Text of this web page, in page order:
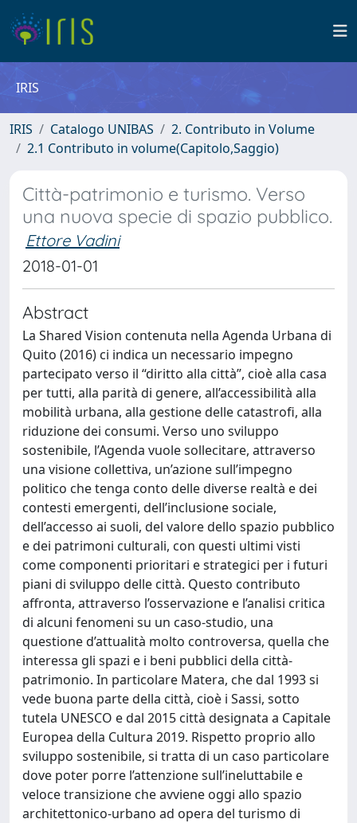
IRIS
IRIS Catalogo UNIBAS
2. Contributo in Volume
2.1 Contributo in volume(Capitolo,Saggio)
Città-patrimonio e turismo. Verso
una nuova specie di spazio pubblico.
Ettore Vadini
2018-01-01
Abstract
La Shared Vision contenuta nella Agenda Urbana di
Quito (2016) ci indica un necessario impegno
partecipato verso il “diritto alla città”, cioè alla casa
per tutti, alla parità di genere, all’accessibilità alla
mobilità urbana, alla gestione delle catastrofi, alla
riduzione dei consumi. Verso uno sviluppo
sostenibile, l’Agenda vuole sollecitare, attraverso
una visione collettiva, un’azione sull’impegno
politico che tenga conto delle diverse realtà e dei
contesti emergenti, dell’inclusione sociale,
dell’accesso ai suoli, del valore dello spazio pubblico
e dei patrimoni culturali, con questi ultimi visti
come componenti prioritari e strategici per i futuri
piani di sviluppo delle città. Questo contributo
affronta, attraverso l’osservazione e l’analisi critica
di alcuni fenomeni su un caso-studio, una
questione d’attualità molto controversa, quella che
interessa gli spazi e i beni pubblici della città-
patrimonio. In particolare Matera, che dal 1993 si
vede buona parte della città, cioè i Sassi, sotto
tutela UNESCO e dal 2015 città designata a Capitale
Europea della Cultura 2019. Rispetto proprio allo
sviluppo sostenibile, si tratta di un caso particolare
dove poter porre l’attenzione sull’ineluttabile e
veloce transizione che avviene oggi allo spazio
architettonico-urbano ad opera del turismo di